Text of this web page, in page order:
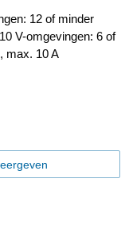
12 of minder
V-omgevingen: 6 of
max. 10 A